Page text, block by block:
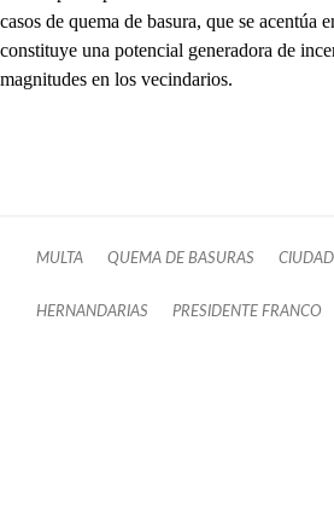
casos de quema de basura, que se acentúa
constituye una potencial generadora de
magnitudes en los vecindarios.
MULTA QUEMA DE BASURAS CIUDAD
HERNANDARIAS PRESIDENTE FRANCO